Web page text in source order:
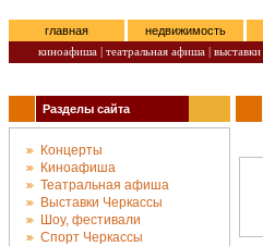
главная недвижимость
киноафиша | театральная афиша | выставки
Разделы сайта
Концерты
Киноафиша
Театральная афиша
Выставки Черкассы
Шоу, фестивали
Спорт Черкассы